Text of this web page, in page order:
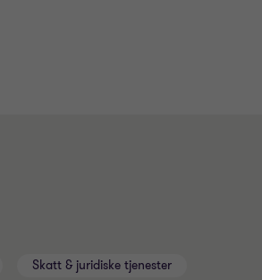
Skatt & juridiske tjenester